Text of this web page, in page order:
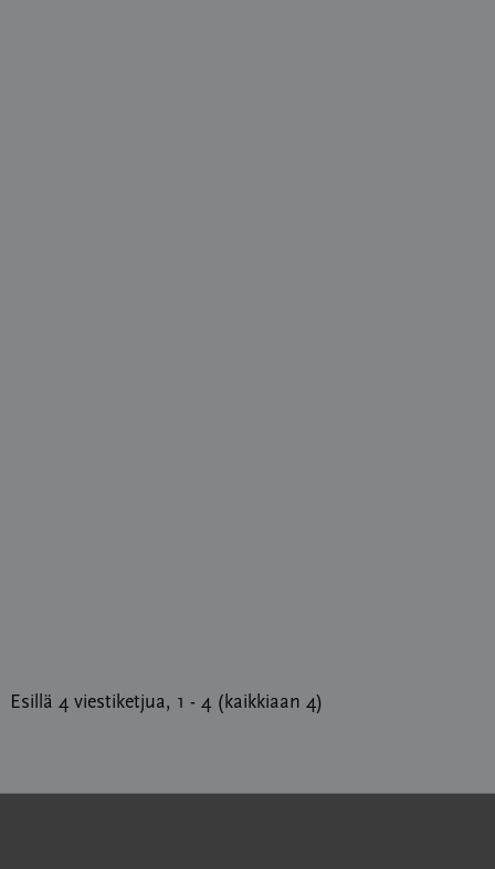
Esillä 4 viestiketjua, 1 - 4 (kaikkiaan 4)